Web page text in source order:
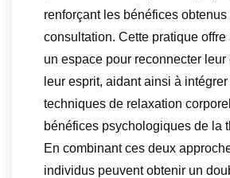
renforçant les bénéfices obtenus
consultation. Cette pratique offre
un espace pour reconnecter leur
leur esprit, aidant ainsi à
techniques de relaxation
bénéfices psychologiques de la
En combinant ces deux
individus peuvent obtenir un